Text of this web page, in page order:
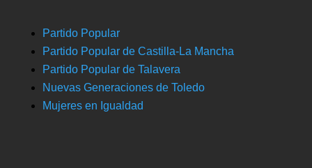
Partido Popular
Partido Popular de Castilla-La Mancha
Partido Popular de Talavera
Nuevas Generaciones de Toledo
Mujeres en Igualdad